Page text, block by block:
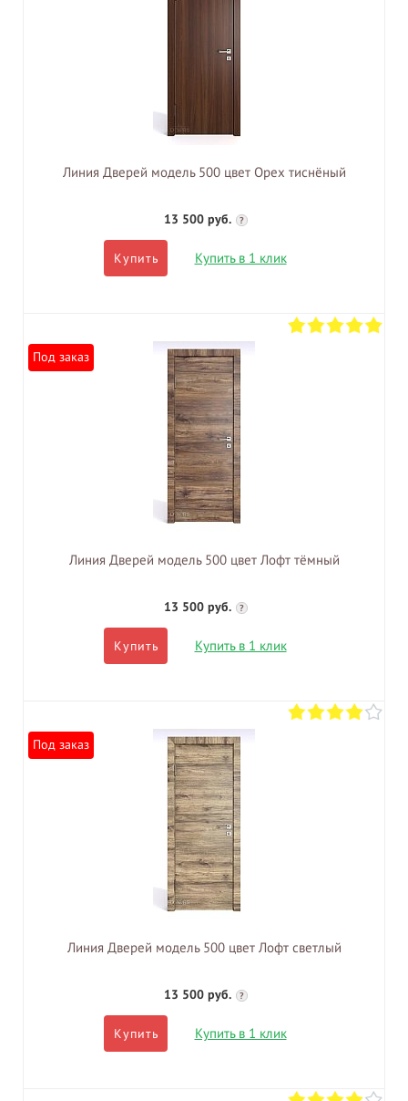
Линия Дверей модель 500 цвет Орех тиснёный
13 500 руб. ?
Купить Купить в 1 клик
Под заказ
Линия Дверей модель 500 цвет Лофт тёмный
13 500 руб. ?
Купить Купить в 1 клик
Под заказ
Линия Дверей модель 500 цвет Лофт светлый
13 500 руб. ?
Купить Купить в 1 клик